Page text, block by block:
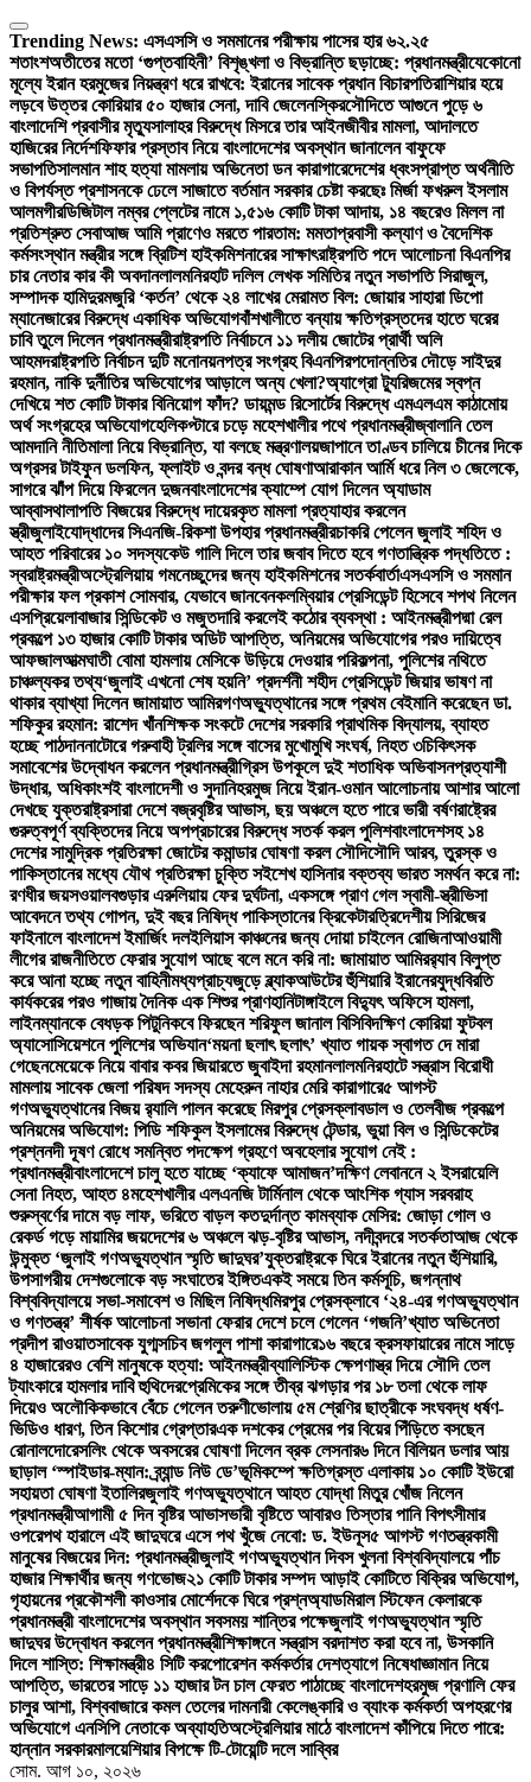
Skip
to
content
Trending News: এসএসসি ও সমমানের পরীক্ষায় পাসের হার ৬২.২৫
শতাংশঅতীতের মতো ‘গুপ্তবাহিনী’ বিশৃঙ্খলা ও বিভ্রান্তি ছড়াচ্ছে: প্রধানমন্ত্রীযেকোনো
মূল্যে ইরান হরমুজের নিয়ন্ত্রণ ধরে রাখবে: ইরানের সাবেক প্রধান বিচারপতিরাশিয়ার হয়ে
লড়বে উত্তর কোরিয়ার ৫০ হাজার সেনা, দাবি জেলেনস্কিরসৌদিতে আগুনে পুড়ে ৬
বাংলাদেশি প্রবাসীর মৃত্যুসালাহর বিরুদ্ধে মিসরে তার আইনজীবীর মামলা, আদালতে
হাজিরের নির্দেশফিফার প্রস্তাব নিয়ে বাংলাদেশের অবস্থান জানালেন বাফুফে
সভাপতিসালমান শাহ হত্যা মামলায় অভিনেতা ডন কারাগারেদেশের ধ্বংসপ্রাপ্ত অর্থনীতি
ও বিপর্যস্ত প্রশাসনকে ঢেলে সাজাতে বর্তমান সরকার চেষ্টা করছেঃ মির্জা ফখরুল ইসলাম
আলমগীরডিজিটাল নম্বর প্লেটের নামে ১,৫১৬ কোটি টাকা আদায়, ১৪ বছরেও মিলল না
প্রতিশ্রুত সেবাআজ আমি প্রাণেও মরতে পারতাম: মমতাপ্রবাসী কল্যাণ ও বৈদেশিক
কর্মসংস্থান মন্ত্রীর সঙ্গে ব্রিটিশ হাইকমিশনারের সাক্ষাৎরাষ্ট্রপতি পদে আলোচনা বিএনপির
চার নেতার কার কী অবদানলালমনিরহাট দলিল লেখক সমিতির নতুন সভাপতি সিরাজুল,
সম্পাদক হামিদুরমজুরি ‘কর্তন’ থেকে ২৪ লাখের মেরামত বিল: জোয়ার সাহারা ডিপো
ম্যানেজারের বিরুদ্ধে একাধিক অভিযোগবাঁশখালীতে বন্যায় ক্ষতিগ্রস্তদের হাতে ঘরের
চাবি তুলে দিলেন প্রধানমন্ত্রীরাষ্ট্রপতি নির্বাচনে ১১ দলীয় জোটের প্রার্থী অলি
আহমদরাষ্ট্রপতি নির্বাচন দুটি মনোনয়নপত্র সংগ্রহ বিএনপিরপদোন্নতির দৌড়ে সাইদুর
রহমান, নাকি দুর্নীতির অভিযোগের আড়ালে অন্য খেলা?অ্যাগ্রো ট্যুরিজমের স্বপ্ন
দেখিয়ে শত কোটি টাকার বিনিয়োগ ফাঁদ? ডায়মন্ড রিসোর্টের বিরুদ্ধে এমএলএম কাঠামোয়
অর্থ সংগ্রহের অভিযোগহেলিকপ্টারে চড়ে মহেশখালীর পথে প্রধানমন্ত্রীজ্বালানি তেল
আমদানি নীতিমালা নিয়ে বিভ্রান্তি, যা বলছে মন্ত্রণালয়জাপানে তাণ্ডব চালিয়ে চীনের দিকে
অগ্রসর টাইফুন ডলফিন, ফ্লাইট ও বন্দর বন্ধ ঘোষণাআরাকান আর্মি ধরে নিল ৩ জেলেকে,
সাগরে ঝাঁপ দিয়ে ফিরলেন দুজনবাংলাদেশের ক্যাম্পে যোগ দিলেন অ্যাডাম
আব্বাসথালাপতি বিজয়ের বিরুদ্ধে দায়েরকৃত মামলা প্রত্যাহার করলেন
স্ত্রীজুলাইযোদ্ধাদের সিএনজি-রিকশা উপহার প্রধানমন্ত্রীরচাকরি পেলেন জুলাই শহিদ ও
আহত পরিবারের ১০ সদস্যকেউ গালি দিলে তার জবাব দিতে হবে গণতান্ত্রিক পদ্ধতিতে :
স্বরাষ্ট্রমন্ত্রীঅস্ট্রেলিয়ায় গমনেচ্ছুদের জন্য হাইকমিশনের সতর্কবার্তাএসএসসি ও সমমান
পরীক্ষার ফল প্রকাশ সোমবার, যেভাবে জানবেনকলম্বিয়ার প্রেসিডেন্ট হিসেবে শপথ নিলেন
এসপ্রিয়েলাবাজার সিন্ডিকেট ও মজুতদারি করলেই কঠোর ব্যবস্থা : আইনমন্ত্রীপদ্মা রেল
প্রকল্পে ১৩ হাজার কোটি টাকার অডিট আপত্তি, অনিয়মের অভিযোগের পরও দায়িত্বে
আফজালআত্মঘাতী বোমা হামলায় মেসিকে উড়িয়ে দেওয়ার পরিকল্পনা, পুলিশের নথিতে
চাঞ্চল্যকর তথ্য‘জুলাই এখনো শেষ হয়নি’ প্রদর্শনী শহীদ প্রেসিডেন্ট জিয়ার ভাষণ না
থাকার ব্যাখ্যা দিলেন জামায়াত আমিরগণঅভ্যুত্থানের সঙ্গে প্রথম বেইমানি করেছেন ডা.
শফিকুর রহমান: রাশেদ খাঁনশিক্ষক সংকটে দেশের সরকারি প্রাথমিক বিদ্যালয়, ব্যাহত
হচ্ছে পাঠদাননাটোরে গরুবাহী ট্রলির সঙ্গে বাসের মুখোমুখি সংঘর্ষ, নিহত ৩চিকিৎসক
সমাবেশের উদ্বোধন করলেন প্রধানমন্ত্রীগ্রিস উপকূলে দুই শতাধিক অভিবাসনপ্রত্যাশী
উদ্ধার, অধিকাংশই বাংলাদেশী ও সুদানিহরমুজ নিয়ে ইরান-ওমান আলোচনায় আশার আলো
দেখছে যুক্তরাষ্ট্রসারা দেশে বজ্রবৃষ্টির আভাস, ছয় অঞ্চলে হতে পারে ভারী বর্ষণরাষ্ট্রের
গুরুত্বপূর্ণ ব্যক্তিদের নিয়ে অপপ্রচারের বিরুদ্ধে সতর্ক করল পুলিশবাংলাদেশসহ ১৪
দেশের সামুদ্রিক প্রতিরক্ষা জোটের কমান্ডার ঘোষণা করল সৌদিসৌদি আরব, তুরস্ক ও
পাকিস্তানের মধ্যে যৌথ প্রতিরক্ষা চুক্তি সইশেখ হাসিনার বক্তব্য ভারত সমর্থন করে না:
রণধীর জয়সওয়ালবগুড়ার এরুলিয়ায় ফের দুর্ঘটনা, একসঙ্গে প্রাণ গেল স্বামী-স্ত্রীভিসা
আবেদনে তথ্য গোপন, দুই বছর নিষিদ্ধ পাকিস্তানের ক্রিকেটারত্রিদেশীয় সিরিজের
ফাইনালে বাংলাদেশ ইমার্জিং দলইলিয়াস কাঞ্চনের জন্য দোয়া চাইলেন রোজিনাআওয়ামী
লীগের রাজনীতিতে ফেরার সুযোগ আছে বলে মনে করি না: জামায়াত আমিরর‍্যাব বিলুপ্ত
করে আনা হচ্ছে নতুন বাহিনীমধ্যপ্রাচ্যজুড়ে ব্ল্যাকআউটের হুঁশিয়ারি ইরানেরযুদ্ধবিরতি
কার্যকরের পরও গাজায় দৈনিক এক শিশুর প্রাণহানিটাঙ্গাইলে বিদ্যুৎ অফিসে হামলা,
লাইনম্যানকে বেধড়ক পিটুনিকবে ফিরছেন শরিফুল জানাল বিসিবিদক্ষিণ কোরিয়া ফুটবল
অ্যাসোসিয়েশনে পুলিশের অভিযান‘ময়না ছলাৎ ছলাৎ’ খ্যাত গায়ক স্বাগত দে মারা
গেছেনমেয়েকে নিয়ে বাবার কবর জিয়ারতে জুবাইদা রহমানলালমনিরহাটে সন্ত্রাস বিরোধী
মামলায় সাবেক জেলা পরিষদ সদস্য মেহেরুন নাহার মেরি কারাগারে৫ আগস্ট
গণঅভ্যুত্থানের বিজয় র‍্যালি পালন করেছে মিরপুর প্রেসক্লাবডাল ও তেলবীজ প্রকল্পে
অনিয়মের অভিযোগ: পিডি শফিকুল ইসলামের বিরুদ্ধে টেন্ডার, ভুয়া বিল ও সিন্ডিকেটের
প্রশ্ননদী দূষণ রোধে সমন্বিত পদক্ষেপ গ্রহণে অবহেলার সুযোগ নেই :
প্রধানমন্ত্রীবাংলাদেশে চালু হতে যাচ্ছে ‘ক্যাফে আমাজন’দক্ষিণ লেবাননে ২ ইসরায়েলি
সেনা নিহত, আহত ৪মহেশখালীর এলএনজি টার্মিনাল থেকে আংশিক গ্যাস সরবরাহ
শুরুস্বর্ণের দামে বড় লাফ, ভরিতে বাড়ল কতদুর্দান্ত কামব্যাক মেসির: জোড়া গোল ও
রেকর্ড গড়ে মায়ামির জয়দেশের ৬ অঞ্চলে ঝড়-বৃষ্টির আভাস, নদীবন্দরে সতর্কতাআজ থেকে
উন্মুক্ত ‘জুলাই গণঅভ্যুত্থান স্মৃতি জাদুঘর’যুক্তরাষ্ট্রকে ঘিরে ইরানের নতুন হুঁশিয়ারি,
উপসাগরীয় দেশগুলোকে বড় সংঘাতের ইঙ্গিতএকই সময়ে তিন কর্মসূচি, জগন্নাথ
বিশ্ববিদ্যালয়ে সভা-সমাবেশ ও মিছিল নিষিদ্ধমিরপুর প্রেসক্লাবে ‘২৪-এর গণঅভ্যুত্থান
ও গণতন্ত্র’ শীর্ষক আলোচনা সভানা ফেরার দেশে চলে গেলেন ‘গজনি’খ্যাত অভিনেতা
প্রদীপ রাওয়াতসাবেক যুগ্মসচিব জগলুল পাশা কারাগারে১৬ বছরে ক্রসফায়ারের নামে সাড়ে
৪ হাজারেরও বেশি মানুষকে হত্যা: আইনমন্ত্রীব্যালিস্টিক ক্ষেপণাস্ত্র দিয়ে সৌদি তেল
ট্যাংকারে হামলার দাবি হুথিদেরপ্রেমিকের সঙ্গে তীব্র ঝগড়ার পর ১৮ তলা থেকে লাফ
দিয়েও অলৌকিকভাবে বেঁচে গেলেন তরুণীভোলায় ৫ম শ্রেণির ছাত্রীকে সংঘবদ্ধ ধর্ষণ-
ভিডিও ধারণ, তিন কিশোর গ্রেপ্তারএক দশকের প্রেমের পর বিয়ের পিঁড়িতে বসছেন
রোনালদোরেসলিং থেকে অবসরের ঘোষণা দিলেন ব্রক লেসনার৬ দিনে বিলিয়ন ডলার আয়
ছাড়াল ‘স্পাইডার-ম্যান: ব্র্যান্ড নিউ ডে’ভূমিকম্পে ক্ষতিগ্রস্ত এলাকায় ১০ কোটি ইউরো
সহায়তা ঘোষণা ইতালিরজুলাই গণঅভ্যুত্থানে আহত যোদ্ধা মিতুর খোঁজ নিলেন
প্রধানমন্ত্রীআগামী ৫ দিন বৃষ্টির আভাসভারী বৃষ্টিতে আবারও তিস্তার পানি বিপৎসীমার
ওপরেপথ হারালে এই জাদুঘরে এসে পথ খুঁজে নেবো: ড. ইউনূস৫ আগস্ট গণতন্ত্রকামী
মানুষের বিজয়ের দিন: প্রধানমন্ত্রীজুলাই গণঅভ্যুত্থান দিবস খুলনা বিশ্ববিদ্যালয়ে পাঁচ
হাজার শিক্ষার্থীর জন্য গণভোজ২১ কোটি টাকার সম্পদ আড়াই কোটিতে বিক্রির অভিযোগ,
গৃহায়নের প্রকৌশলী কাওসার মোর্শেদকে ঘিরে প্রশ্নঅ্যাডমিরাল স্টিফেন কেলারকে
প্রধানমন্ত্রী বাংলাদেশের অবস্থান সবসময় শান্তির পক্ষেজুলাই গণঅভ্যুত্থান স্মৃতি
জাদুঘর উদ্বোধন করলেন প্রধানমন্ত্রীশিক্ষাঙ্গনে সন্ত্রাস বরদাশত করা হবে না, উসকানি
দিলে শাস্তি: শিক্ষামন্ত্রী৪ সিটি করপোরেশন কর্মকর্তার দেশত্যাগে নিষেধাজ্ঞামান নিয়ে
আপত্তি, ভারতের সাড়ে ১১ হাজার টন চাল ফেরত পাঠাচ্ছে বাংলাদেশহরমুজ প্রণালি ফের
চালুর আশা, বিশ্ববাজারে কমল তেলের দামনারী কেলেঙ্কারি ও ব্যাংক কর্মকর্তা অপহরণের
অভিযোগে এনসিপি নেতাকে অব্যাহতিঅস্ট্রেলিয়ার মাঠে বাংলাদেশ কাঁপিয়ে দিতে পারে:
হান্নান সরকারমালয়েশিয়ার বিপক্ষে টি-টোয়েন্টি দলে সাব্বির
সোম. আগ ১০, ২০২৬